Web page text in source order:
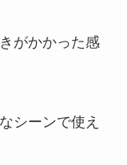
がかかった感
シーンで使え